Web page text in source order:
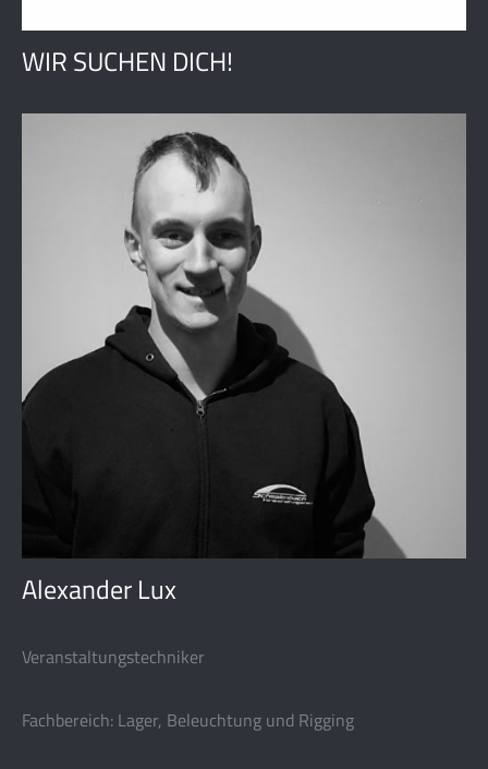
WIR SUCHEN DICH!
Alexander Lux
Veranstaltungstechniker
Fachbereich: Lager, Beleuchtung und Rigging